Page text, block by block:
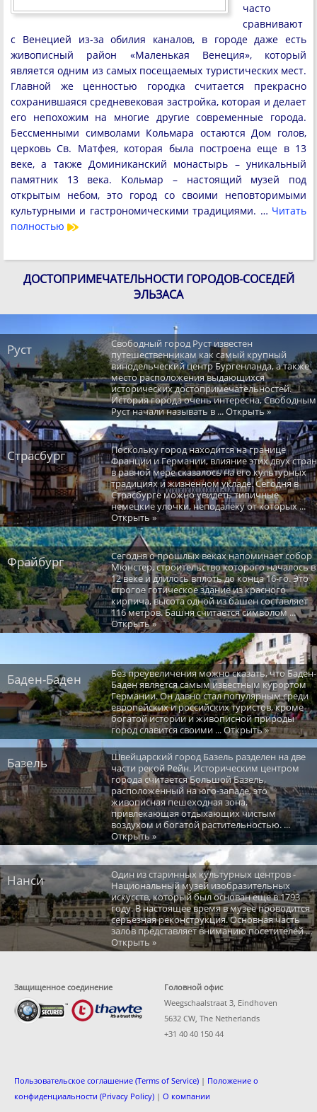
часто
сравнивают
с Венецией из-за обилия каналов, в городе даже есть
живописный район «Маленькая Венеция», который
является одним из самых посещаемых туристических мест.
Главной же ценностью городка считается прекрасно
сохранившаяся средневековая застройка, которая и делает
его непохожим на многие другие современные города.
Бессменными символами Кольмара остаются Дом голов,
церковь Св. Матфея, которая была построена еще в 13
веке, а также Доминиканский монастырь – уникальный
памятник 13 века. Кольмар – настоящий музей под
открытым небом, это город со своими неповторимыми
культурными и гастрономическими традициями. … Читать
полностью
ДОСТОПРИМЕЧАТЕЛЬНОСТИ ГОРОДОВ-СОСЕДЕЙ
ЭЛЬЗАСА
Руст
Свободный город Руст известен
путешественникам как самый крупный
винодельческий центр Бургенланда, а также
место расположения выдающихся
исторических достопримечательностей.
История города очень интересна, Свободным
Руст начали называть в ... Открыть »
Страсбург
Поскольку город находится на границе
Франции и Германии, влияние этих двух стран
в равной мере сказалось на его культурных
традициях и жизненном укладе. Сегодня в
Страсбурге можно увидеть типичные
немецкие улочки, неподалеку от которых ...
Открыть »
Фрайбург
Сегодня о прошлых веках напоминает собор
Мюнстер, строительство которого началось в
12 веке и длилось вплоть до конца 16-го. Это
строгое готическое здание из красного
кирпича, высота одной из башен составляет
116 метров. Башня считается символом ...
Открыть »
Баден-Баден
Без преувеличения можно сказать, что Баден-
Баден является самым известным курортом
Германии. Он давно стал популярным среди
европейских и российских туристов, кроме
богатой истории и живописной природы
город славится своими ... Открыть »
Базель
Швейцарский город Базель разделен на две
части рекой Рейн. Историческим центром
города считается Большой Базель,
расположенный на юго-западе, это
живописная пешеходная зона,
привлекающая отдыхающих чистым
воздухом и богатой растительностью. ...
Открыть »
Нанси
Один из старинных культурных центров -
Национальный музей изобразительных
искусств, который был основан еще в 1793
году. В настоящее время в музее проводится
серьезная реконструкция. Основная часть
залов представляет вниманию посетителей ...
Открыть »
Защищенное соединение
Головной офис
Weegschaalstraat 3, Eindhoven
5632 CW, The Netherlands
+31 40 40 150 44
Пользовательское соглашение (Terms of Service) | Положение о
конфиденциальности (Privacy Policy) | О компании